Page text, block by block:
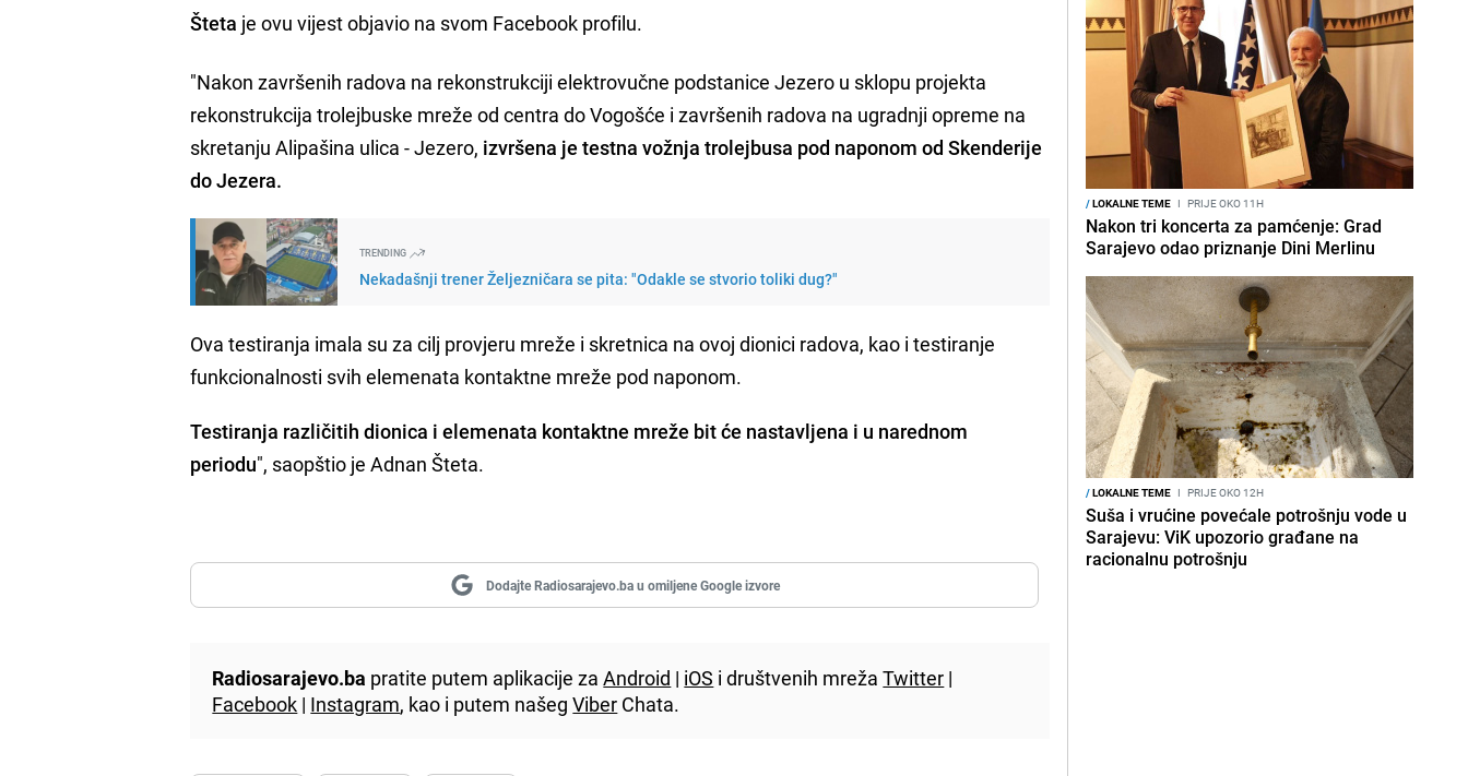
Šteta je ovu vijest objavio na svom Facebook profilu.
"Nakon završenih radova na rekonstrukciji elektrovučne podstanice Jezero u sklopu projekta
rekonstrukcija trolejbuske mreže od centra do Vogošće i završenih radova na ugradnji opreme na
skretanju Alipašina ulica - Jezero, izvršena je testna vožnja trolejbusa pod naponom od Skenderije
do Jezera.
TRENDING
Nekadašnji trener Željezničara se pita: "Odakle se stvorio toliki dug?"
Ova testiranja imala su za cilj provjeru mreže i skretnica na ovoj dionici radova, kao i testiranje
funkcionalnosti svih elemenata kontaktne mreže pod naponom.
Testiranja različitih dionica i elemenata kontaktne mreže bit će nastavljena i u narednom
periodu", saopštio je Adnan Šteta.
Dodajte Radiosarajevo.ba u omiljene Google izvore
Radiosarajevo.ba pratite putem aplikacije zaAndroid | iOS i društvenih mrežaTwitter |
Facebook | Instagram, kao i putem našegViber Chata.
/LOKALNE TEME I PRIJE OKO 11H
Nakon tri koncerta za pamćenje: Grad
Sarajevo odao priznanje Dini Merlinu
/LOKALNE TEME I PRIJE OKO 12H
Suša i vrućine povećale potrošnju vode u
Sarajevu: ViK upozorio građane na
racionalnu potrošnju